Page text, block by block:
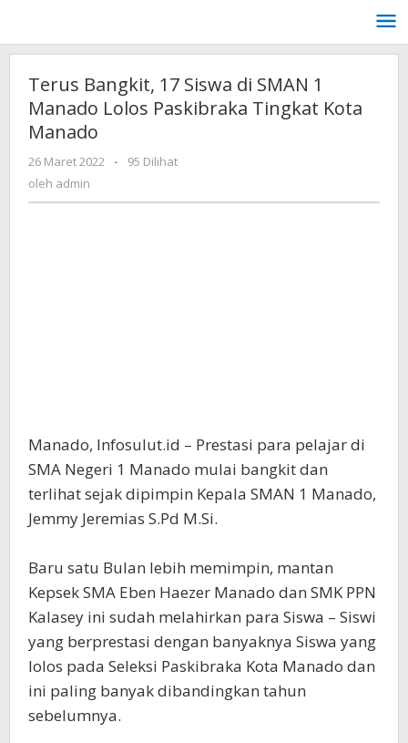
konten
Terus Bangkit, 17 Siswa di SMAN 1
Manado Lolos Paskibraka Tingkat Kota
Manado
26 Maret 2022
oleh
-
95 Dilihat
oleh admin
Manado, Infosulut.id – Prestasi para pelajar di
SMA Negeri 1 Manado mulai bangkit dan
terlihat sejak dipimpin Kepala SMAN 1 Manado,
Jemmy Jeremias S.Pd M.Si.
Baru satu Bulan lebih memimpin, mantan
Kepsek SMA Eben Haezer Manado dan SMK PPN
Kalasey ini sudah melahirkan para Siswa – Siswi
yang berprestasi dengan banyaknya Siswa yang
lolos pada Seleksi Paskibraka Kota Manado dan
ini paling banyak dibandingkan tahun
sebelumnya.